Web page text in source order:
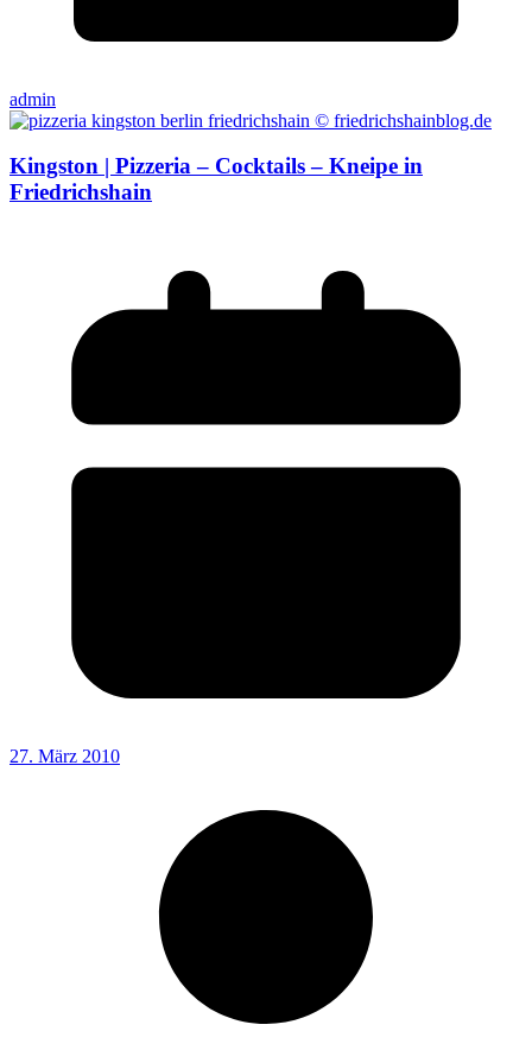
admin
Kingston | Pizzeria – Cocktails – Kneipe in
Friedrichshain
27. März 2010